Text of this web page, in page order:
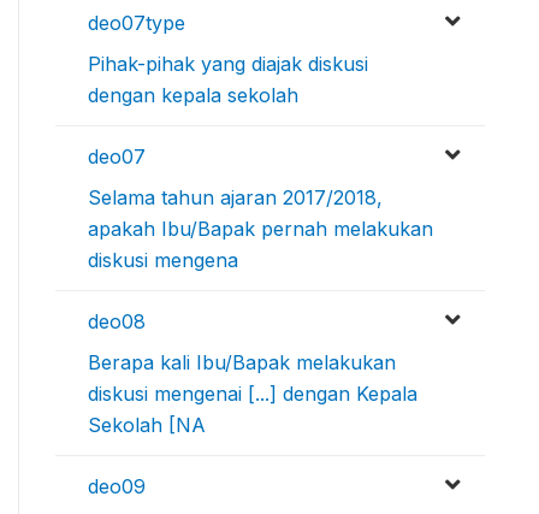
deo07type
Pihak-pihak yang diajak diskusi
dengan kepala sekolah
deo07
Selama tahun ajaran 2017/2018,
apakah Ibu/Bapak pernah melakukan
diskusi mengena
deo08
Berapa kali Ibu/Bapak melakukan
diskusi mengenai [...] dengan Kepala
Sekolah [NA
deo09